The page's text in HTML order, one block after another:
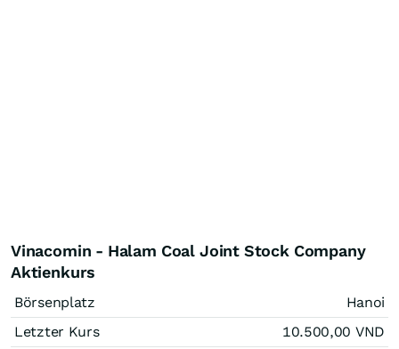
Vinacomin - Halam Coal Joint Stock Company
Aktienkurs
Börsenplatz
Hanoi
Letzter Kurs
10.500,00 VND